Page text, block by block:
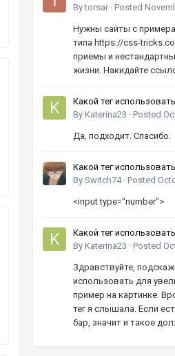
Bytorsar · Posted
Нужны сайты с
типа https://css-
приемы и
жизни. Накидайте
Какой тег
увеличивать число
By Katerina23 · Posted
Да, подходит. Спасибо.
Какой тег
увеличивать число
By Switch74· Posted
<input type="number">
Какой тег
увеличивать число
By Katerina23 · Posted
Здравствуйте,
использовать для
пример на картинке.
тег я слышала. Если
бар, значит и такое